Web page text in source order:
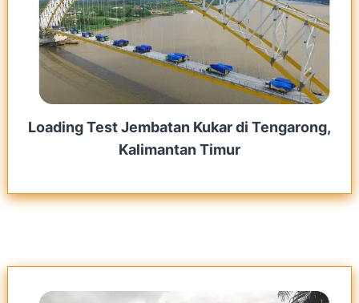
Loading Test Jembatan Kukar di Tengarong,
Kalimantan Timur